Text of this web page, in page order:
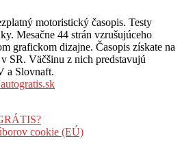
motoristický časopis. Testy
Mesačne 44 strán vzrušujúceho
grafickom dizajne. Časopis získate na
SR. Väčšinu z nich predstavujú
a Slovnaft.
cookie (EÚ)